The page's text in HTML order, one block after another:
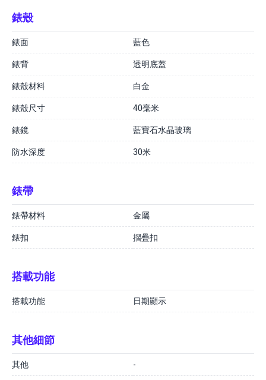
錶殼
錶面 藍色
錶背 透明底蓋
錶殼材料 白金
錶殼尺寸 40毫米
錶鏡 藍寶石水晶玻璃
防水深度 30米
錶帶
錶帶材料 金屬
錶扣 摺疊扣
搭載功能
搭載功能 日期顯示
其他細節
其他 -